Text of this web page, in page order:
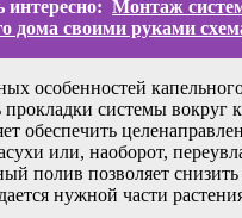
Монтаж
дома своими руками
особенностей
прокладки системы вокруг
обеспечить
или, наоборот,
полив позволяет снизить
нужной части